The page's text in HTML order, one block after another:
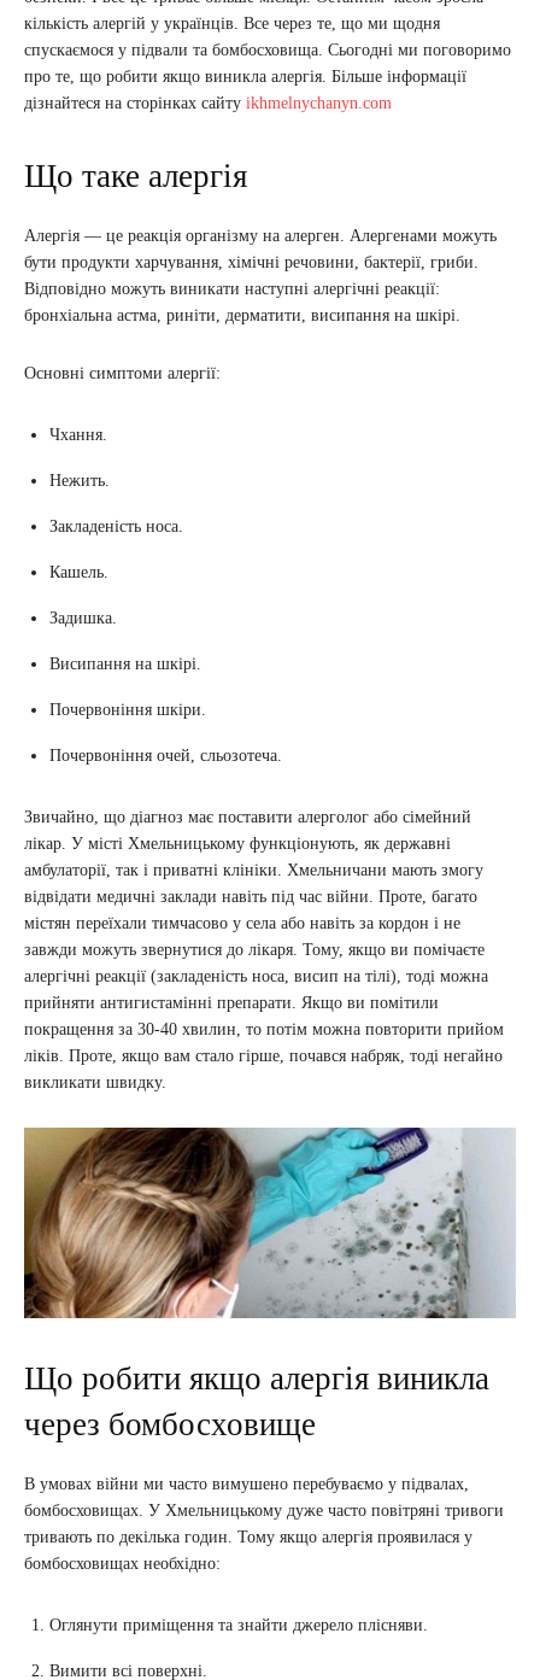
кількість алергій у українців. Все через те, що ми щодня
спускаємося у підвали та бомбосховища. Сьогодні ми поговоримо
про те, що робити якщо виникла алергія. Більше інформації
дізнайтеся на сторінках сайту ikhmelnychanyn.com
Що таке алергія
Алергія — це реакція організму на алерген. Алергенами можуть
бути продукти харчування, хімічні речовини, бактерії, гриби.
Відповідно можуть виникати наступні алергічні реакції:
бронхіальна астма, риніти, дерматити, висипання на шкірі.
Основні симптоми алергії:
Чхання.
Нежить.
Закладеність носа.
Кашель.
Задишка.
Висипання на шкірі.
Почервоніння шкіри.
Почервоніння очей, сльозотеча.
Звичайно, що діагноз має поставити алерголог або сімейний
лікар. У місті Хмельницькому функціонують, як державні
амбулаторії, так і приватні клініки. Хмельничани мають змогу
відвідати медичні заклади навіть під час війни. Проте, багато
містян переїхали тимчасово у села або навіть за кордон і не
завжди можуть звернутися до лікаря. Тому, якщо ви помічаєте
алергічні реакції (закладеність носа, висип на тілі), тоді можна
прийняти антигистамінні препарати. Якщо ви помітили
покращення за 30-40 хвилин, то потім можна повторити прийом
ліків. Проте, якщо вам стало гірше, почався набряк, тоді негайно
викликати швидку.
Що робити якщо алергія виникла
через бомбосховище
В умовах війни ми часто вимушено перебуваємо у підвалах,
бомбосховищах. У Хмельницькому дуже часто повітряні тривоги
тривають по декілька годин. Тому якщо алергія проявилася у
бомбосховищах необхідно:
Оглянути приміщення та знайти джерело плісняви.
Вимити всі поверхні.